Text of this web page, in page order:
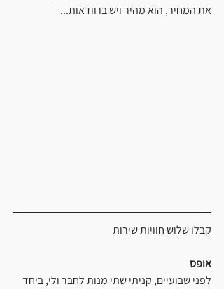
את המחיר, הוא מהיר ויש בו וודאות...
קבלו שלוש חוויות שירות
אופס
לפני שבועיים, קניתי שתי מנות לחבר ולי, ביחד